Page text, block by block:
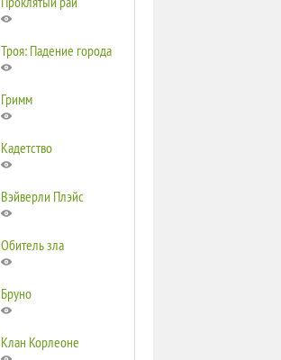
Троя: Падение города
Гримм
Кадетство
Вэйверли Плэйс
Обитель зла
Бруно
Клан Корлеоне